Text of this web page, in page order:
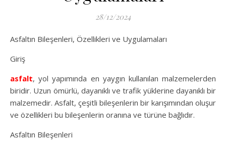
28/12/2024
Asfaltın Bileşenleri, Özellikleri ve Uygulamaları
Giriş
asfalt, yol yapımında en yaygın kullanılan malzemelerden
biridir. Uzun ömürlü, dayanıklı ve trafik yüklerine dayanıklı bir
malzemedir. Asfalt, çeşitli bileşenlerin bir karışımından oluşur
ve özellikleri bu bileşenlerin oranına ve türüne bağlıdır.
Asfaltın Bileşenleri